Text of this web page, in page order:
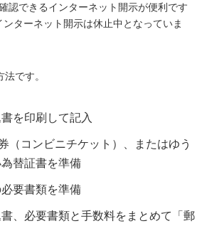
認できるインターネット開示が便利です
ターネット開示は休止中となっていま
です。
を印刷して記入
（コンビニチケット）、またはゆう
替証書を準備
要書類を準備
、必要書類と手数料をまとめて「郵